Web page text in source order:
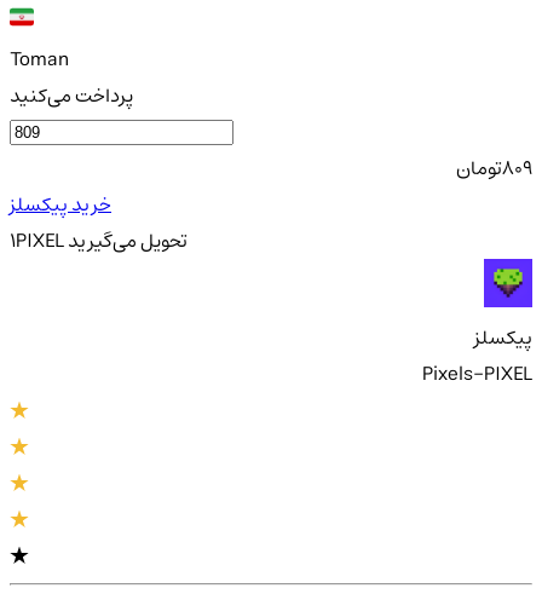
Toman
پرداخت می‌کنید
809تومان
خرید پیکسلز
1PIXEL تحویلمی‌گیرید
پیکسلز
Pixels-PIXEL